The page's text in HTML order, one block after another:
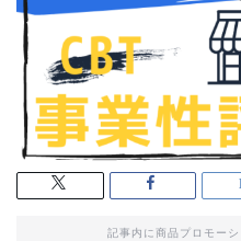
記事内に商品プロモー